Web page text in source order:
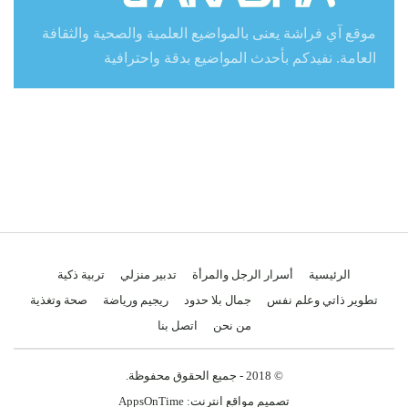
موقع آي فراشة يعنى بالمواضيع العلمية والصحية والثقافة
العامة. نفيدكم بأحدث المواضيع بدقة واحترافية
الرئيسية أسرار الرجل والمرأة تدبير منزلي
تربية ذكية
تطوير ذاتي وعلم نفس
جمال بلا حدود ريجيم ورياضة
صحة وتغذية
من نحن
اتصل بنا
© 2018 - جميع الحقوق محفوظة.
تصميم مواقع انترنت: AppsOnTime